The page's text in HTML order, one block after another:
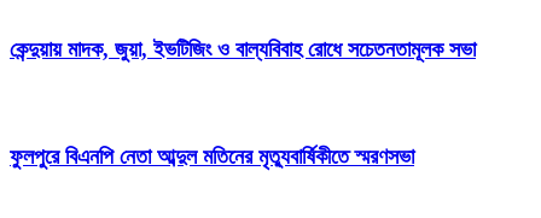
কেন্দুয়ায় মাদক, জুয়া, ইভটিজিং ও বাল্যবিবাহ রোধে সচেতনতামূলক সভা
ফুলপুরে বিএনপি নেতা আব্দুল মতিনের মৃত্যুবার্ষিকীতে স্মরণসভা